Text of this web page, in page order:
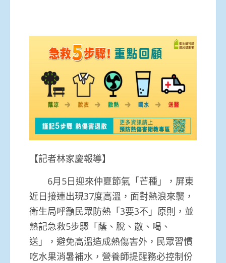
【記者林家慶報導】
6月5日迎來仲夏節氣「芒種」，屏東
近日接連出現37度高溫，面對熱浪來襲，
衛生局呼籲民眾防熱「3要3不」原則，並
熟記急救5步驟「蔭、脫、散、喝、
送」，避免高溫造成熱傷害外，民眾習慣
吃水果消暑補水，營養師提醒務必控制份